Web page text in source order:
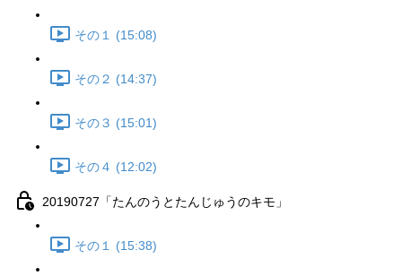
その１ (15:08)
その２ (14:37)
その３ (15:01)
その４ (12:02)
20190727「たんのうとたんじゅうのキモ」
その１ (15:38)